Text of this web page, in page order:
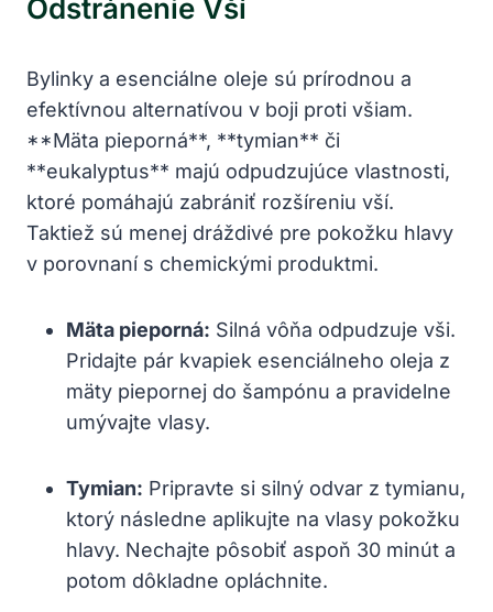
Odstránenie Vší
Bylinky a esenciálne oleje sú prírodnou a
efektívnou alternatívou v boji proti všiam.
**Mäta pieporná**, **tymian** či
**eukalyptus** majú odpudzujúce vlastnosti,
ktoré pomáhajú zabrániť rozšíreniu vší.
Taktiež sú menej dráždivé pre pokožku hlavy
v porovnaní s chemickými produktmi.
Mäta pieporná: Silná vôňa odpudzuje vši.
Pridajte pár kvapiek esenciálneho oleja z
mäty piepornej do šampónu a pravidelne
umývajte vlasy.
Tymian: Pripravte si silný odvar z tymianu,
ktorý následne aplikujte na vlasy pokožku
hlavy. Nechajte pôsobiť aspoň 30 minút a
potom dôkladne opláchnite.